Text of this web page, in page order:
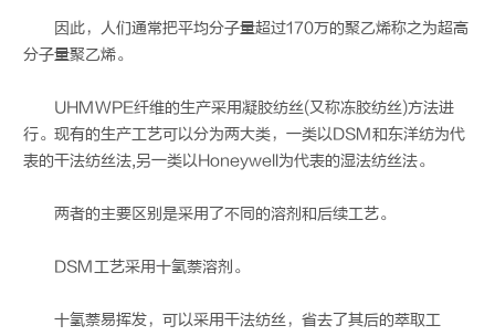
因此，人们通常把平均分子量超过170万的聚乙烯称之为超高
分子量聚乙烯。
UHMWPE纤维的生产采用凝胶纺丝(又称冻胶纺丝)方法进
行。现有的生产工艺可以分为两大类，一类以DSM和东洋纺为代
表的干法纺丝法,另一类以Honeywell为代表的湿法纺丝法。
两者的主要区别是采用了不同的溶剂和后续工艺。
DSM工艺采用十氢萘溶剂。
十氢萘易挥发，可以采用干法纺丝，省去了其后的萃取工